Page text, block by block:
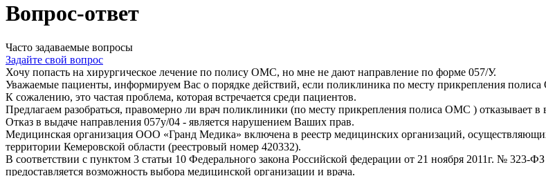
Вопрос-ответ
Часто задаваемые вопросы
Задайте свой вопрос
Хочу попасть на хирургическое лечение по полису ОМС, но мне не дают направление по форме 057/У.
Уважаемые пациенты, информируем Вас о порядке действий, если поликлиника по месту прикрепления
К сожалению, это частая проблема, которая встречается среди пациентов.
Предлагаем разобраться, правомерно ли врач поликлиники (по месту прикрепления полиса ОМС ) отказывает в
Отказ в выдаче направления 057у/04 - является нарушением Ваших прав.
Медицинская организация ООО «Гранд Медика» включена в реестр медицинских организаций, осуществляющих
территории Кемеровской области (реестровый номер 420332).
В соответствии с пунктом 3 статьи 10 Федерального закона Российской федерации от 21 ноября 2011г. №
предоставляется возможность выбора медицинской организации и врача.